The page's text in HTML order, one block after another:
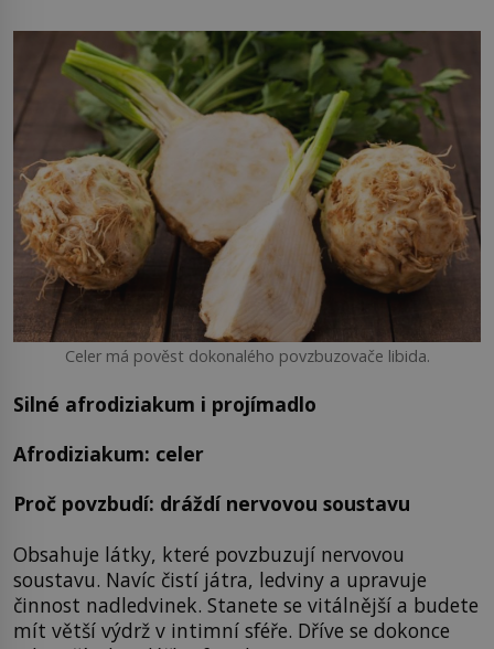
Celer má pověst dokonalého povzbuzovače libida.
Silné afrodiziakum i projímadlo
Afrodiziakum: celer
Proč povzbudí: dráždí nervovou soustavu
Obsahuje látky, které povzbuzují nervovou
soustavu. Navíc čistí játra, ledviny a upravuje
činnost nadledvinek. Stanete se vitálnější a budete
mít větší výdrž v intimní sféře. Dříve se dokonce